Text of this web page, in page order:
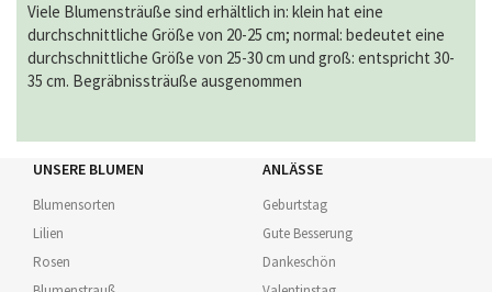
Viele Blumensträuße sind erhältlich in: klein hat eine
durchschnittliche Größe von 20-25 cm; normal: bedeutet eine
durchschnittliche Größe von 25-30 cm und groß: entspricht 30-
35 cm. Begräbnissträuße ausgenommen
UNSERE BLUMEN
Blumensorten
Lilien
Rosen
ANLÄSSE
Geburtstag
Gute Besserung
Dankeschön